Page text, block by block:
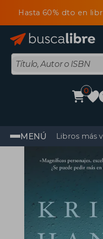
Hasta 60% dto en
0
MENÚ Libros más